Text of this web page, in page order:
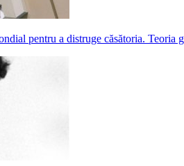
pentru a distruge căsătoria. Teoria